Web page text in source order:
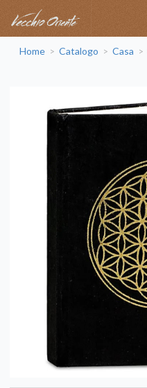
Home > Catalogo > Casa >